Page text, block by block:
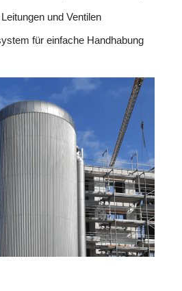
und Ventilen
für einfache Handhabung